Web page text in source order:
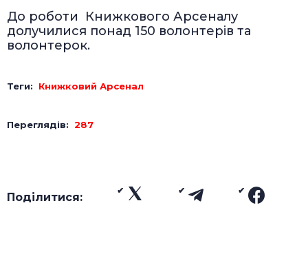
До роботи Книжкового Арсеналу
долучилися понад 150 волонтерів та
волонтерок.
Теги: Книжковий Арсенал
Переглядів: 287
Поділитися: